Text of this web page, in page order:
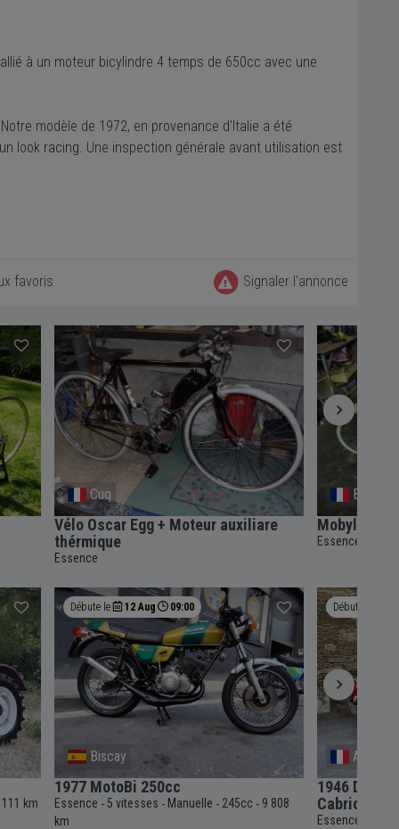
à un moteur bicylindre 4 temps de 650cc avec une
modèle de 1972, en provenance d’Italie a été
look racing. Une inspection générale avant utilisation est
favoris Signaler l'annonce
Cuq
Vélo Oscar Egg + Moteur auxiliare
thérmique
Essence
Mobylette
Essence
km
Débute le 12 Aug 09:00
Biscay
1977 MotoBi 250cc
Essence - 5 vitesses - Manuelle - 245cc - 9 808
km
Débute le
1946
Cabriolet
Essence